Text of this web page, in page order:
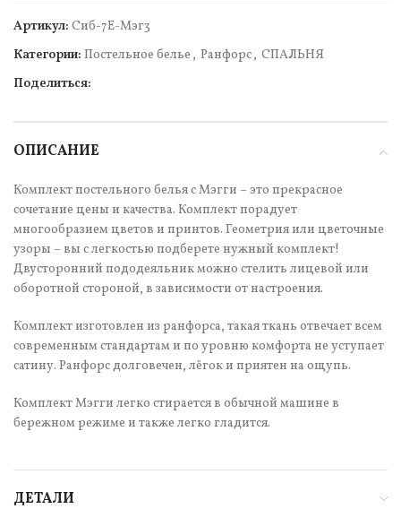
Артикул: Cиб-7Е-Мэг3
Категории: Постельное белье , Ранфорс, СПАЛЬНЯ
Поделиться:
ОПИСАНИЕ
Комплект постельного белья с Мэгги – это прекрасное
сочетание цены и качества. Комплект порадует
многообразием цветов и принтов. Геометрия или цветочные
узоры – вы с легкостью подберете нужный комплект!
Двусторонний пододеяльник можно стелить лицевой или
оборотной стороной, в зависимости от настроения.
Комплект изготовлен из ранфорса, такая ткань отвечает всем
современным стандартам и по уровню комфорта не уступает
сатину. Ранфорс долговечен, лёгок и приятен на ощупь.
Комплект Мэгги легко стирается в обычной машине в
бережном режиме и также легко гладится.
ДЕТАЛИ